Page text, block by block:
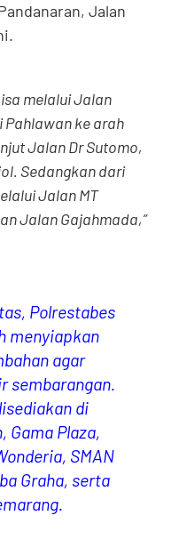
Jalan
melalui Jalan
Pahlawan ke arah
Jalan Dr Sutomo,
Sedangkan dari
Jalan MT
Jalan Gajahmada,”
Polrestabes
menyiapkan
agar
sembarangan.
di
Gama Plaza,
SMAN
Graha, serta